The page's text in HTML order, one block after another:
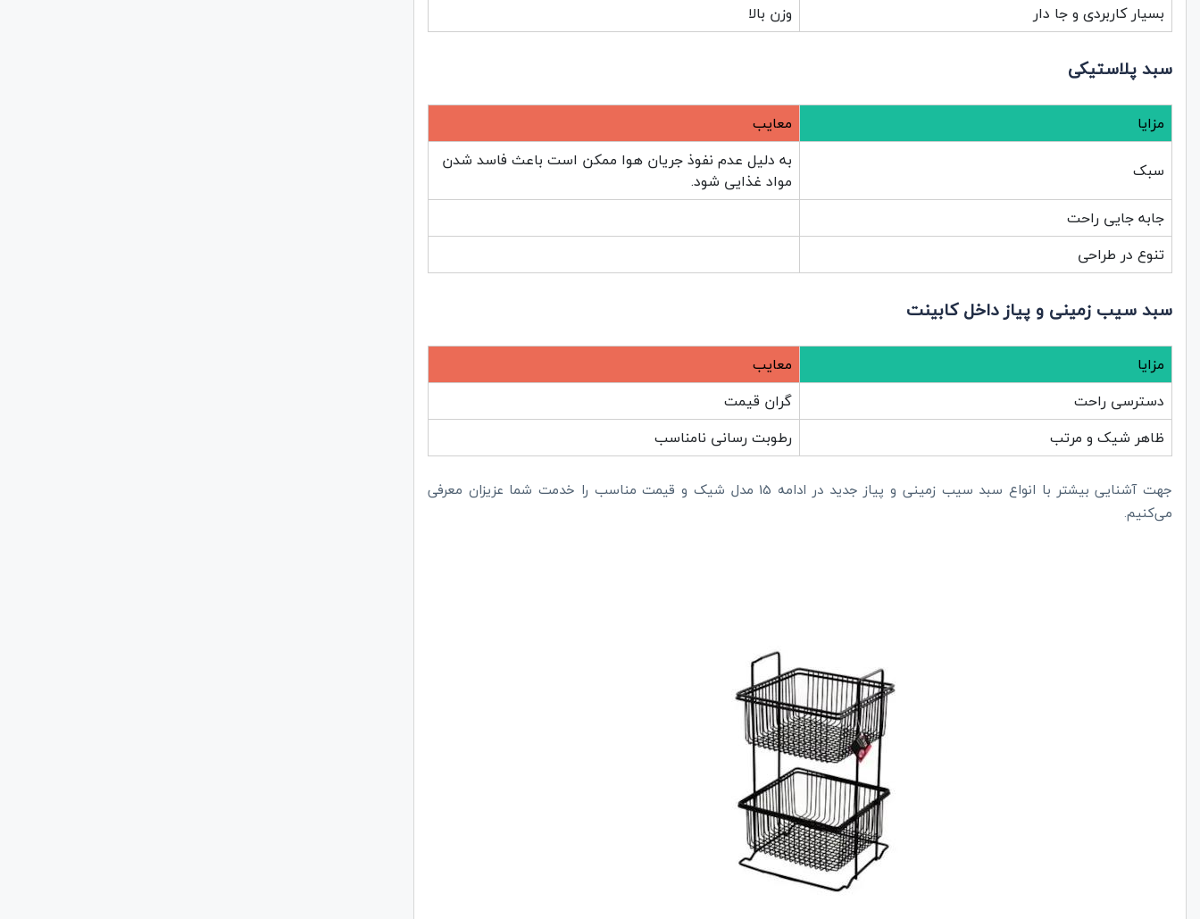
بسیار کاربردی و جا دار
وزن بالا
سبد پلاستیکی
مزایا
معایب
سبک
به دلیل عدم نفوذ جریان هوا ممکن است باعث فاسد شدن
مواد غذایی شود.
جابه جایی راحت
تنوع در طراحی
سبد سیب زمینی و پیاز داخل کابینت
مزایا
معایب
دسترسی راحت
گران قیمت
ظاهر شیک و مرتب
رطوبت رسانی نامناسب
جهت آشنایی بیشتر با انواع سبد سیب زمینی و پیاز جدید در ادامه 15 مدل شیک و قیمت مناسب را خدمت شما عزیزان معرفی
می‌کنیم.